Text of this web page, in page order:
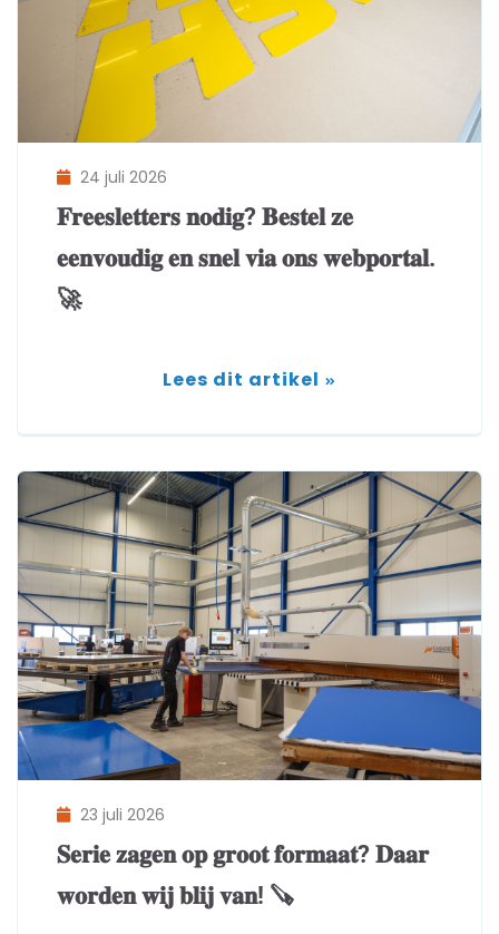
𝐅𝐫𝐞𝐞𝐬𝐥𝐞𝐭𝐭𝐞𝐫𝐬 𝐧𝐨𝐝𝐢𝐠? 𝐁𝐞𝐬𝐭𝐞𝐥 𝐳𝐞
𝐞𝐞𝐧𝐯𝐨𝐮𝐝𝐢𝐠 𝐞𝐧 𝐬𝐧𝐞𝐥 𝐯𝐢𝐚 𝐨𝐧𝐬 𝐰𝐞𝐛𝐩𝐨𝐫𝐭𝐚𝐥.
🚀
24 juli 2026
Lees dit artikel
𝐒𝐞𝐫𝐢𝐞 𝐳𝐚𝐠𝐞𝐧 𝐨𝐩 𝐠𝐫𝐨𝐨𝐭 𝐟𝐨𝐫𝐦𝐚𝐚𝐭? 𝐃𝐚𝐚𝐫
𝐰𝐨𝐫𝐝𝐞𝐧 𝐰𝐢𝐣 𝐛𝐥𝐢𝐣 𝐯𝐚𝐧! 🪚
23 juli 2026